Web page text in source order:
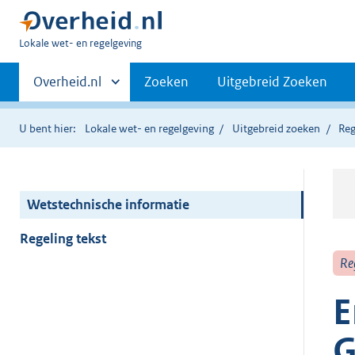
U
hier:
Lokale wet- en regelgeving
Primaire
navigatie
Andere
sites
binnen
Overheid.nl Zoeken Uitgebreid Zoeken
U bent hier: Lokale wet- en regelgeving Uitgebreid zoeken
Wetstechnische informatie
Regeling tekst